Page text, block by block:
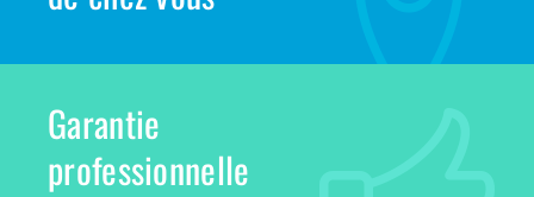
Garantie
professionnelle